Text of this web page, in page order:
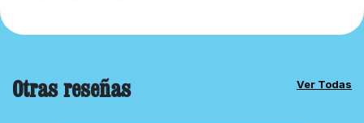
Otras reseñas Ver Todas